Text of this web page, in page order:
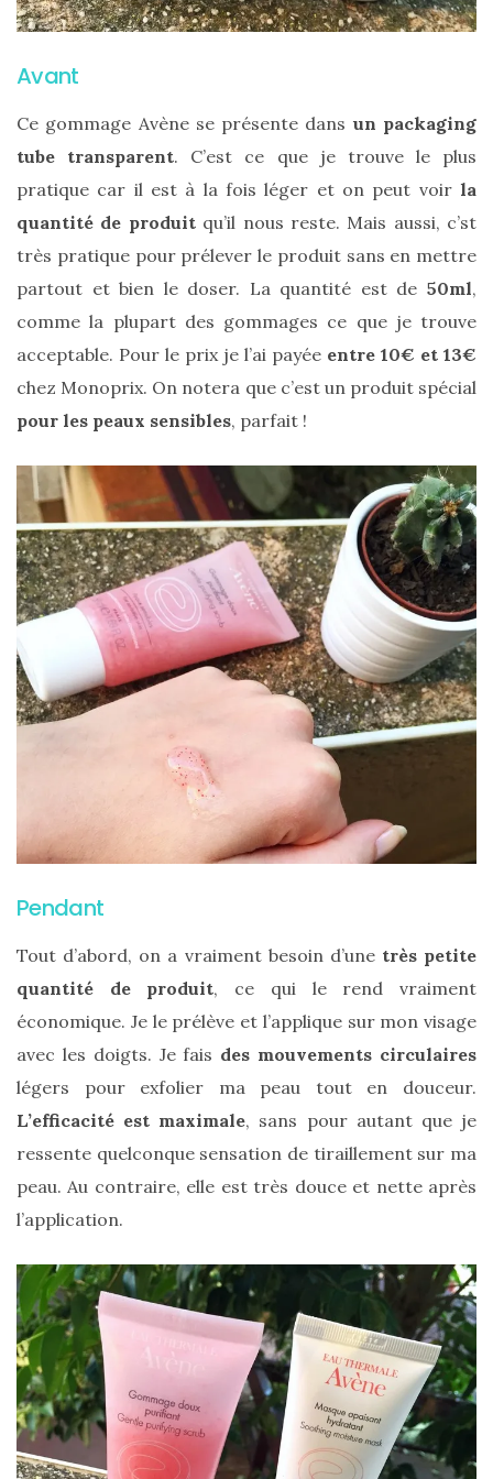
Ma
sélection
de
sacs
légers
et
pour
Les
sacs
tendances
printemps
été
:
sélection
chic
et
pratique
au
quotidien
Avant
Ce gommage Avène se présente dans un packaging
tube transparent. C’est ce que je trouve le plus
pratique car il est à la fois léger et on peut voirla
quantité de produitqu’il nous reste. Mais aussi, c’st
très pratique pour prélever le produit sans en mettre
partout et bien le doser. La quantité est de 50ml,
comme la plupart des gommages ce que je trouve
acceptable. Pour le prix je l’ai payée entre 10€ et 13€
chez Monoprix. On notera que c’est un produit spécial
pour les peaux sensibles, parfait !
Pendant
Tout d’abord, on a vraiment besoin d’unetrès petite
quantité de produit, ce qui le rend vraiment
économique. Je le prélève et l’applique sur mon visage
avec les doigts. Je fais des mouvements circulaires
légers pour exfolier ma peau tout en douceur.
L’efficacité est maximale, sans pour autant que je
ressente quelconque sensation de tiraillement sur ma
peau. Au contraire, elle est très douce et nette après
l’application.